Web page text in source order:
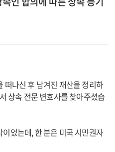
떠나신 후 남겨진 재산을 정리하
상속 전문 변호사를 찾아주셨습
었는데, 한 분은 미국 시민권자